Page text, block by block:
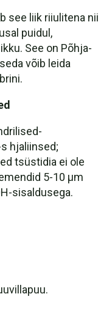
see liik riiulitena nii
puidul,
See on Põhja-
võib leida
hjaliinsed;
tsüstidia ei ole
5-10 µm
sisaldusega.